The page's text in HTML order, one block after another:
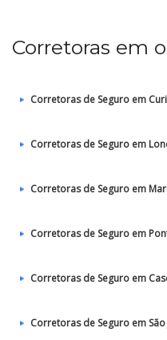
Corretoras em
Corretoras de Seguro em
Corretoras de Seguro em
Corretoras de Seguro em
Corretoras de Seguro em
Corretoras de Seguro em
Corretoras de Seguro em